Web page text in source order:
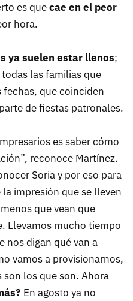
es quecae en el peor
hora.
ya suelen estar llenos;
las familias que
fechas, que coinciden
de fiestas patronales.
es saber cómo
reconoce Martínez.
Soria y por eso para
impresión que se lleven
que vean que
Llevamos mucho tiempo
nos digan qué van a
vamos a provisionarnos,
los que son. Ahora
En agosto ya no